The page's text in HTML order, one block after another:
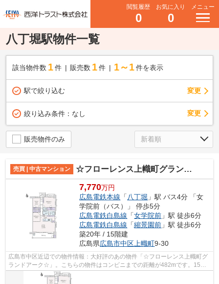
閲覧履歴
0
お気に入り
0
メニュー
八丁堀駅物件一覧
該当物件数 1件 販売数 1 件 1～1 件を表示
駅で絞り込む 変更
絞り込み条件： なし 変更
販売物件のみ
売買 | 中古マンション ☆フローレンス上幟町グランドアーク☆
7,770万円
広島電鉄本線 「八丁堀 」駅 バス4分 「女
学院前（バス）」 停歩5分
広島電鉄白島線 「女学院前 」駅 徒歩6分
広島電鉄白島線 「縮景園前 」駅 徒歩6分
築20年 / 15階建
広島県広島市中区上幟町9-30
広島市中区近辺での物件情報：大好評のあの物件「☆フローレンス上幟町グ
ランドアーク☆」。こちらの物件はコンビニまでの距離が482mです。15階
建ての物件ならいつでも快適です。中古で...